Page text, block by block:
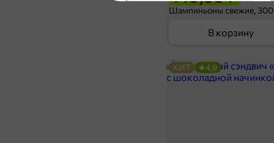
Шампиньоны свежие, 300
В корзину
ХИТ 4,9